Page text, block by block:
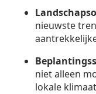
nieuwste
niet alleen
lokale